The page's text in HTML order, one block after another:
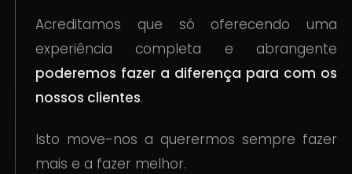
Acreditamos que só oferecendo uma
experiência completa e abrangente
poderemos fazer a diferença para com os
nossos clientes.
Isto move-nos a querermos sempre fazer
mais e a fazer melhor.